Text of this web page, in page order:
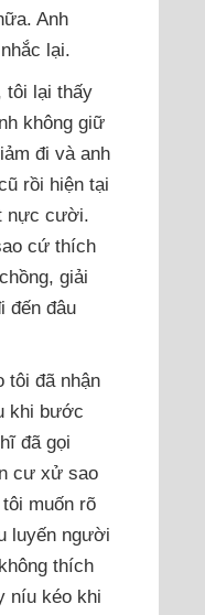
Anh
lại.
tôi lại thấy
không giữ
đi và anh
rồi hiện tại
nực cười.
cứ thích
giải
đến đâu
tôi đã nhận
khi bước
đã gọi
cư xử sao
muốn rõ
luyến người
thích
níu kéo khi